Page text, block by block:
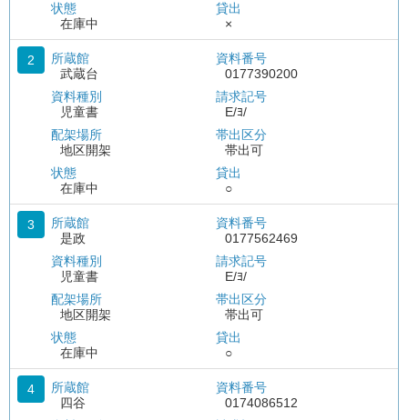
状態
在庫中
貸出
×
2
所蔵館
武蔵台
資料種別
児童書
配架場所
地区開架
状態
在庫中
資料番号
0177390200
請求記号
E/ﾖ/
帯出区分
帯出可
貸出
○
3
所蔵館
是政
資料種別
児童書
配架場所
地区開架
状態
在庫中
資料番号
0177562469
請求記号
E/ﾖ/
帯出区分
帯出可
貸出
○
4
所蔵館
四谷
資料番号
0174086512